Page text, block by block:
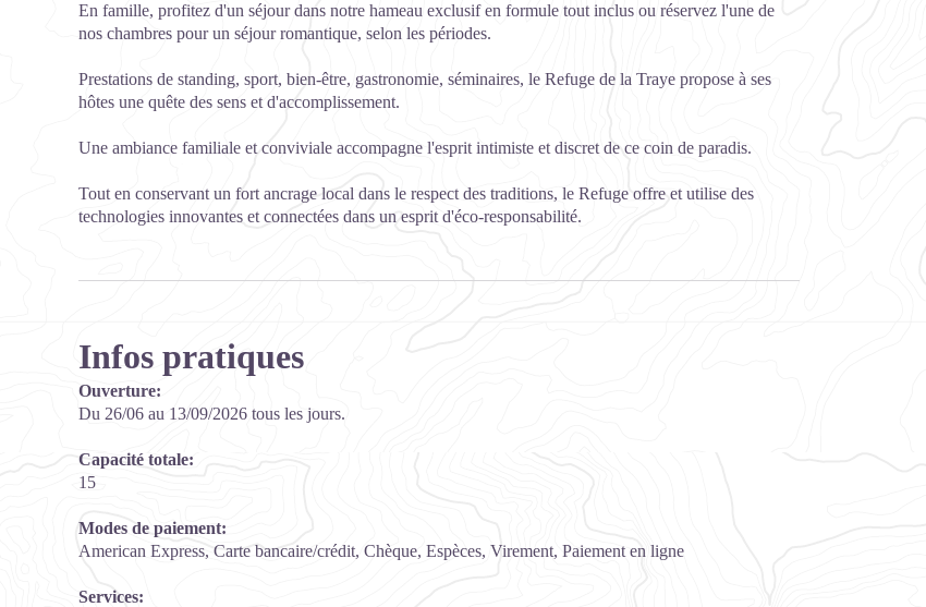
En famille, profitez d'un séjour dans notre hameau exclusif en formule tout inclus ou réservez l'une de
nos chambres pour un séjour romantique, selon les périodes.
Prestations de standing, sport, bien-être, gastronomie, séminaires, le Refuge de la Traye propose à ses
hôtes une quête des sens et d'accomplissement.
Une ambiance familiale et conviviale accompagne l'esprit intimiste et discret de ce coin de paradis.
Tout en conservant un fort ancrage local dans le respect des traditions, le Refuge offre et utilise des
technologies innovantes et connectées dans un esprit d'éco-responsabilité.
Infos pratiques
Ouverture:
Du 26/06 au 13/09/2026 tous les jours.
Capacité totale:
15
Modes de paiement:
American Express, Carte bancaire/crédit, Chèque, Espèces, Virement, Paiement en ligne
Services: